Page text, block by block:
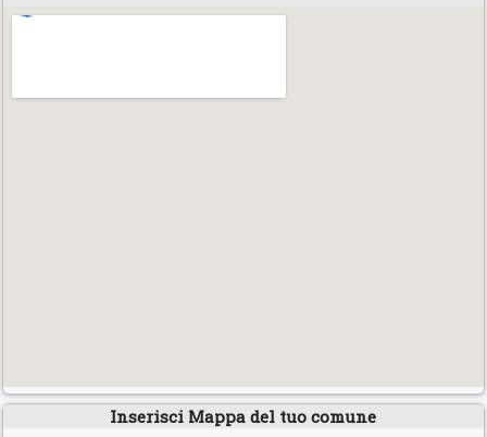
Inserisci Mappa del tuo comune